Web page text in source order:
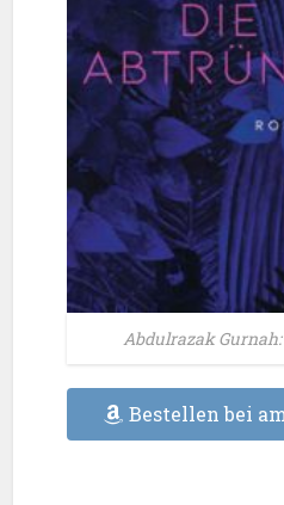
Abdulrazak
Bestellen bei